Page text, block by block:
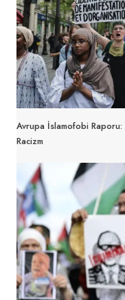
Avrupa İslamofobi Raporu:
Racizm